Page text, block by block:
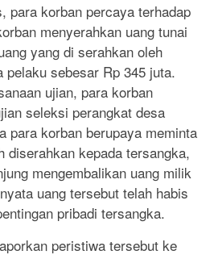
para korban percaya terhadap
menyerahkan uang tunai
yang di serahkan oleh
pelaku sebesar Rp 345 juta.
ujian, para korban
seleksi perangkat desa
para korban berupaya meminta
diserahkan kepada tersangka,
mengembalikan uang milik
uang tersebut telah habis
pribadi tersangka.
peristiwa tersebut ke